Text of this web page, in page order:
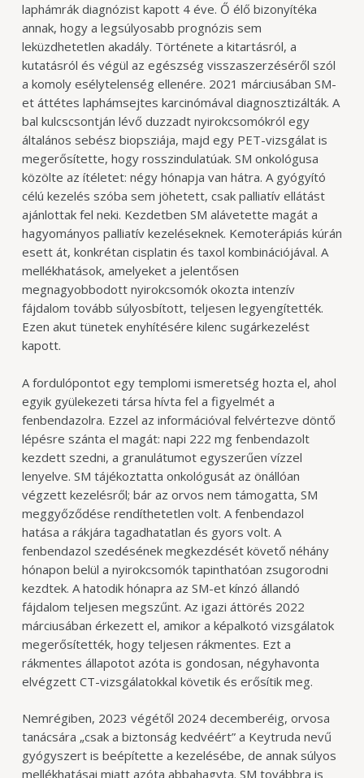
laphámrák diagnózist kapott 4 éve. Ő élő bizonyítéka
annak, hogy a legsúlyosabb prognózis sem
leküzdhetetlen akadály. Története a kitartásról, a
kutatásról és végül az egészség visszaszerzéséről szól
a komoly esélytelenség ellenére. 2021 márciusában SM-
et áttétes laphámsejtes karcinómával diagnosztizálták. A
bal kulcscsontján lévő duzzadt nyirokcsomókról egy
általános sebész biopsziája, majd egy PET-vizsgálat is
megerősítette, hogy rosszindulatúak. SM onkológusa
közölte az ítéletet: négy hónapja van hátra. A gyógyító
célú kezelés szóba sem jöhetett, csak palliatív ellátást
ajánlottak fel neki. Kezdetben SM alávetette magát a
hagyományos palliatív kezeléseknek. Kemoterápiás kúrán
esett át, konkrétan cisplatin és taxol kombinációjával. A
mellékhatások, amelyeket a jelentősen
megnagyobbodott nyirokcsomók okozta intenzív
fájdalom tovább súlyosbított, teljesen legyengítették.
Ezen akut tünetek enyhítésére kilenc sugárkezelést
kapott.
A fordulópontot egy templomi ismeretség hozta el, ahol
egyik gyülekezeti társa hívta fel a figyelmét a
fenbendazolra. Ezzel az információval felvértezve döntő
lépésre szánta el magát: napi 222 mg fenbendazolt
kezdett szedni, a granulátumot egyszerűen vízzel
lenyelve. SM tájékoztatta onkológusát az önállóan
végzett kezelésről; bár az orvos nem támogatta, SM
meggyőződése rendíthetetlen volt. A fenbendazol
hatása a rákjára tagadhatatlan és gyors volt. A
fenbendazol szedésének megkezdését követő néhány
hónapon belül a nyirokcsomók tapinthatóan zsugorodni
kezdtek. A hatodik hónapra az SM-et kínzó állandó
fájdalom teljesen megszűnt. Az igazi áttörés 2022
márciusában érkezett el, amikor a képalkotó vizsgálatok
megerősítették, hogy teljesen rákmentes. Ezt a
rákmentes állapotot azóta is gondosan, négyhavonta
elvégzett CT-vizsgálatokkal követik és erősítik meg.
Nemrégiben, 2023 végétől 2024 decemberéig, orvosa
tanácsára „csak a biztonság kedvéért” a Keytruda nevű
gyógyszert is beépítette a kezelésébe, de annak súlyos
mellékhatásai miatt azóta abbahagyta. SM továbbra is